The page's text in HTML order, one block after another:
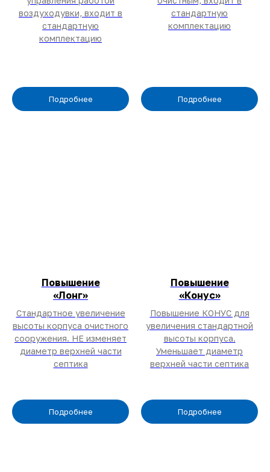
воздуходувки, входит в
стандартную
комплектацию
Подробнее
стандартную
комплектацию
Подробнее
Повышение
«Лонг»
Стандартное увеличение
высоты корпуса очистного
сооружения. НЕ изменяет
диаметр верхней части
септика
Подробнее
Повышение
«Конус»
Повышение КОНУС для
увеличения стандартной
высоты корпуса.
Уменьшает диаметр
верхней части септика
Подробнее